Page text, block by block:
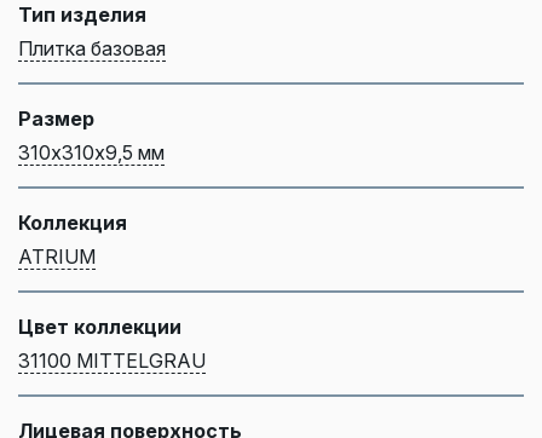
Тип изделия
Плитка базовая
Размер
310х310х9,5 мм
Коллекция
ATRIUM
Цвет коллекции
31100 MITTELGRAU
Лицевая поверхность